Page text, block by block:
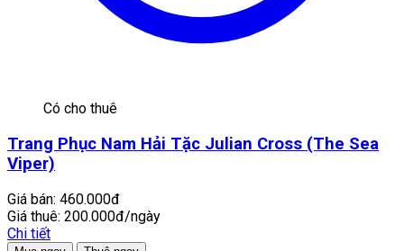
Có cho thuê
Trang Phục Nam Hải Tặc Julian Cross (The Sea
Viper)
Giá bán: 460.000đ
Giá thuê: 200.000đ/ngày
Chi tiết